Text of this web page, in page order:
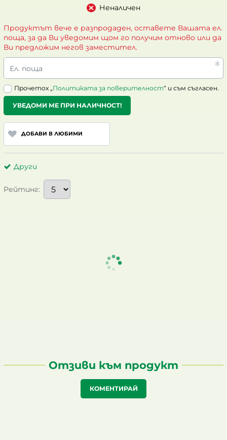
Неналичен
Продуктът вече е разпродаден, оставете Вашата ел.
поща, за да Ви уведомим щом го получим отново или да
Ви предложим негов заместител.
Ел. поща
Прочетох „Политиката за поверителност“ и съм съгласен.
УВЕДОМИ МЕ ПРИ НАЛИЧНОСТ!
ДОБАВИ В ЛЮБИМИ
Други
Рейтинг:
Отзиви към продукт
КОМЕНТИРАЙ